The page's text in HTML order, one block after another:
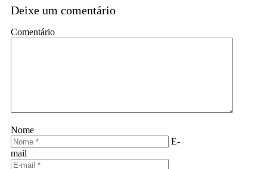
Deixe um comentário
Comentário
Nome
E-
mail